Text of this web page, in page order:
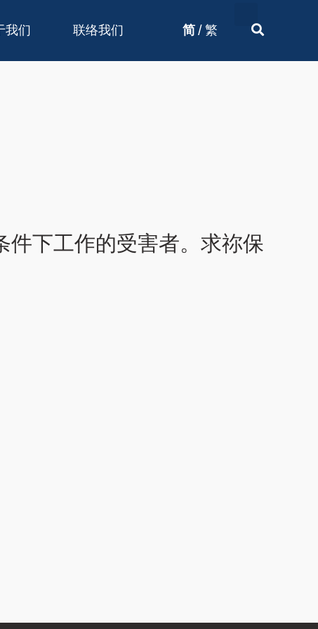
我们 联络我们 简 / 繁
件下工作的受害者。求祢保